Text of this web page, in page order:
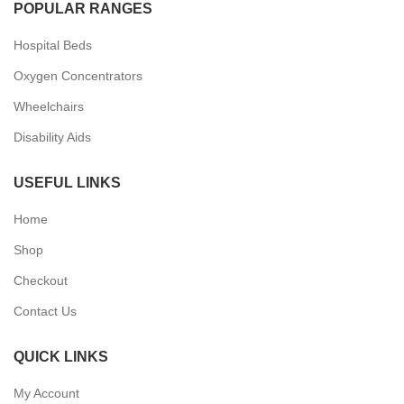
POPULAR RANGES
Hospital Beds
Oxygen Concentrators
Wheelchairs
Disability Aids
USEFUL LINKS
Home
Shop
Checkout
Contact Us
QUICK LINKS
My Account